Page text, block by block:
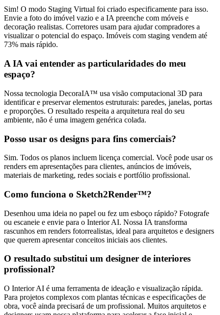
Sim! O modo Staging Virtual foi criado especificamente para isso.
Envie a foto do imóvel vazio e a IA preenche com móveis e
decoração realistas. Corretores usam para ajudar compradores a
visualizar o potencial do espaço. Imóveis com staging vendem até
73% mais rápido.
A IA vai entender as particularidades do meu
espaço?
Nossa tecnologia DecoraIA™ usa visão computacional 3D para
identificar e preservar elementos estruturais: paredes, janelas, portas
e proporções. O resultado respeita a arquitetura real do seu
ambiente, não é uma imagem genérica colada.
Posso usar os designs para fins comerciais?
Sim. Todos os planos incluem licença comercial. Você pode usar os
renders em apresentações para clientes, anúncios de imóveis,
materiais de marketing, redes sociais e portfólio profissional.
Como funciona o Sketch2Render™?
Desenhou uma ideia no papel ou fez um esboço rápido? Fotografe
ou escaneie e envie para o Interior AI. Nossa IA transforma
rascunhos em renders fotorrealistas, ideal para arquitetos e designers
que querem apresentar conceitos iniciais aos clientes.
O resultado substitui um designer de interiores
profissional?
O Interior AI é uma ferramenta de ideação e visualização rápida.
Para projetos complexos com plantas técnicas e especificações de
obra, você ainda precisará de um profissional. Muitos arquitetos e